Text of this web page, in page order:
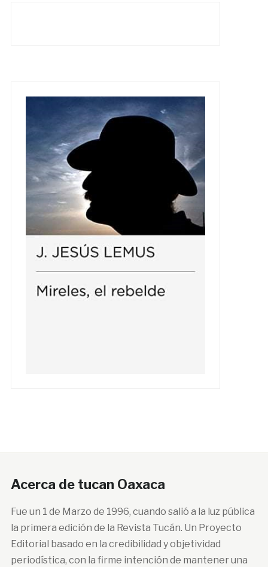
Acerca de tucan Oaxaca
Fue un 1 de Marzo de 1996, cuando salió a la luz pública
la primera edición de la Revista Tucán. Un Proyecto
Editorial basado en la credibilidad y objetividad
periodística, con la firme intención de mantener una